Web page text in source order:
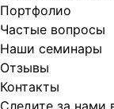
Портфолио
Частые вопросы
Наши семинары
Отзывы
Контакты
Следите за нами